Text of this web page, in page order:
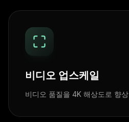
비디오 업스케일
비디오 품질을 4K 해상도로 향상